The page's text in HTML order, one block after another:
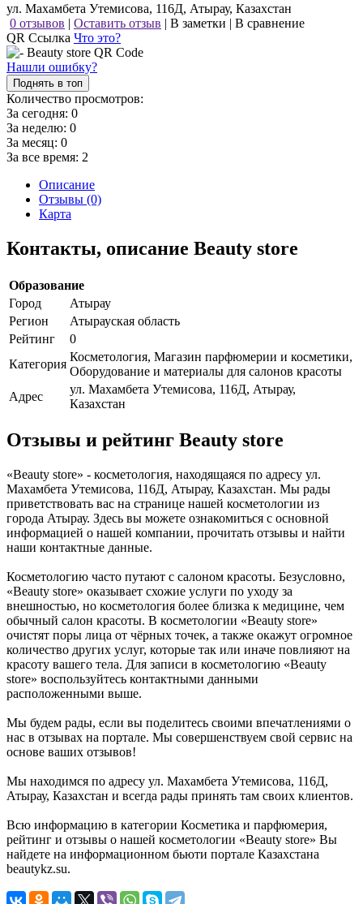
ул. Махамбета Утемисова, 116Д, Атырау, Казахстан
0 отзывов | Оставить отзыв | В заметки | В сравнение
QR Ссылка Что это?
Нашли ошибку?
Поднять в топ
Количество просмотров:
За сегодня: 0
За неделю: 0
За месяц: 0
За все время: 2
Описание
Отзывы (0)
Карта
Контакты, описание Beauty store
Образование
Город
Атырау
Регион
Атырауская область
Рейтинг
0
Категория
Косметология, Магазин парфюмерии и косметики,
Оборудование и материалы для салонов красоты
Адрес
ул. Махамбета Утемисова, 116Д, Атырау,
Казахстан
Отзывы и рейтинг Beauty store
«Beauty store» - косметология, находящаяся по адресу ул.
Махамбета Утемисова, 116Д, Атырау, Казахстан. Мы рады
приветствовать вас на странице нашей косметологии из
города Атырау. Здесь вы можете ознакомиться с основной
информацией о нашей компании, прочитать отзывы и найти
наши контактные данные.
Косметологию часто путают с салоном красоты. Безусловно,
«Beauty store» оказывает схожие услуги по уходу за
внешностью, но косметология более близка к медицине, чем
обычный салон красоты. В косметологии «Beauty store»
очистят поры лица от чёрных точек, а также окажут огромное
количество других услуг, которые так или иначе повлияют на
красоту вашего тела. Для записи в косметологию «Beauty
store» воспользуйтесь контактными данными
расположенными выше.
Мы будем рады, если вы поделитесь своими впечатлениями о
нас в отзывах на портале. Мы совершенствуем свой сервис на
основе ваших отзывов!
Мы находимся по адресу ул. Махамбета Утемисова, 116Д,
Атырау, Казахстан и всегда рады принять там своих клиентов.
Всю информацию в категории Косметика и парфюмерия,
рейтинг и отзывы о нашей косметологии «Beauty store» Вы
найдете на информационном бьюти портале Казахстана
beautykz.su.